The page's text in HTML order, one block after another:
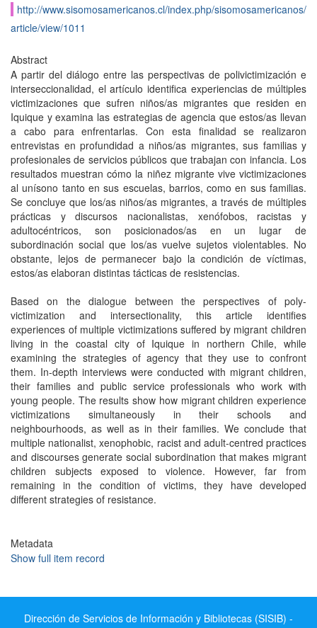
http://www.sisomosamericanos.cl/index.php/sisomosamericanos/
article/view/1011
Abstract
A partir del diálogo entre las perspectivas de polivictimización e
interseccionalidad, el artículo identifica experiencias de múltiples
victimizaciones que sufren niños/as migrantes que residen en
Iquique y examina las estrategias de agencia que estos/as llevan
a cabo para enfrentarlas. Con esta finalidad se realizaron
entrevistas en profundidad a niños/as migrantes, sus familias y
profesionales de servicios públicos que trabajan con infancia. Los
resultados muestran cómo la niñez migrante vive victimizaciones
al unísono tanto en sus escuelas, barrios, como en sus familias.
Se concluye que los/as niños/as migrantes, a través de múltiples
prácticas y discursos nacionalistas, xenófobos, racistas y
adultocéntricos, son posicionados/as en un lugar de
subordinación social que los/as vuelve sujetos violentables. No
obstante, lejos de permanecer bajo la condición de víctimas,
estos/as elaboran distintas tácticas de resistencias.
Based on the dialogue between the perspectives of poly-
victimization and intersectionality, this article identifies
experiences of multiple victimizations suffered by migrant children
living in the coastal city of Iquique in northern Chile, while
examining the strategies of agency that they use to confront
them. In-depth interviews were conducted with migrant children,
their families and public service professionals who work with
young people. The results show how migrant children experience
victimizations simultaneously in their schools and
neighbourhoods, as well as in their families. We conclude that
multiple nationalist, xenophobic, racist and adult-centred practices
and discourses generate social subordination that makes migrant
children subjects exposed to violence. However, far from
remaining in the condition of victims, they have developed
different strategies of resistance.
Metadata
Show full item record
Dirección de Servicios de Información y Bibliotecas (SISIB) -